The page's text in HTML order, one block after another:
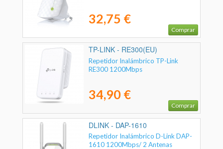
32,75 €
Comprar
TP-LINK - RE300(EU)
Repetidor Inalámbrico TP-Link
RE300 1200Mbps
34,90 €
Comprar
DLINK - DAP-1610
Repetidor Inalámbrico D-Link DAP-
1610 1200Mbps/ 2 Antenas